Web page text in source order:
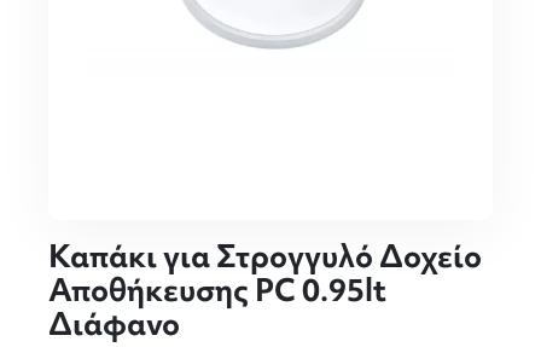
Καπάκι για Στρογγυλό Δοχείο
Αποθήκευσης PC 0.95lt
Διάφανο